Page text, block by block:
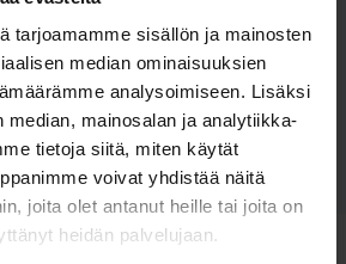
tarjoamamme sisällön ja mainosten
median ominaisuuksien
analysoimiseen. Lisäksi
median, mainosalan ja analytiikka-
tietoja siitä, miten käytät
voivat yhdistää näitä
joita olet antanut heille tai joita on
heidän palvelujaan.